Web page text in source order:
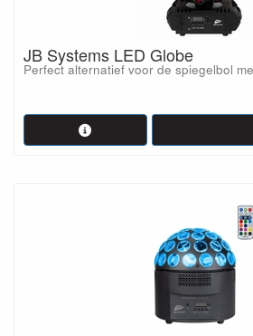
JB Systems LED Globe
Perfect alternatief voor de spiegelbol